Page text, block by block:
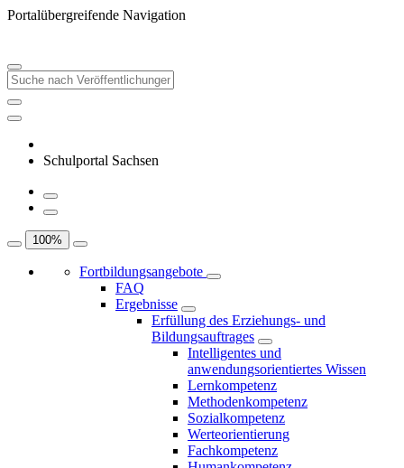
Portalübergreifende Navigation
Schulportal Sachsen
100%
Fortbildungsangebote
FAQ
Ergebnisse
Erfüllung des Erziehungs- und
Bildungsauftrages
Intelligentes und
anwendungsorientiertes Wissen
Lernkompetenz
Methodenkompetenz
Sozialkompetenz
Werteorientierung
Fachkompetenz